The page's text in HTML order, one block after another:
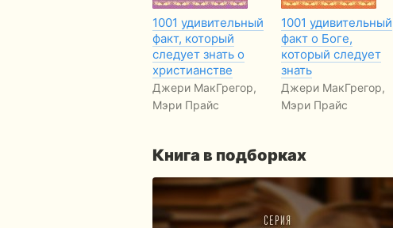
1001 удивительный
факт, который
следует знать о
христианстве
Джери МакГрегор,
Мэри Прайс
1001 удивительный
факт о Боге,
который следует
знать
Джери МакГрегор,
Мэри Прайс
Книга в подборках